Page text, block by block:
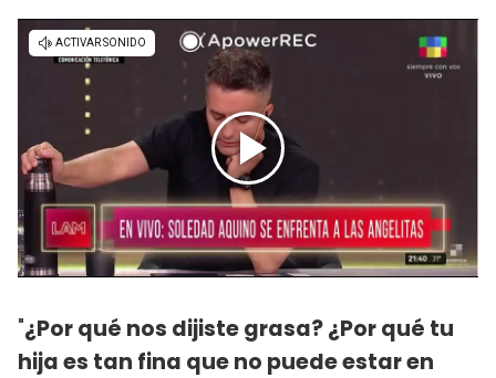
"¿Por qué nos dijiste grasa? ¿Por qué tu
hija es tan fina que no puede estar en